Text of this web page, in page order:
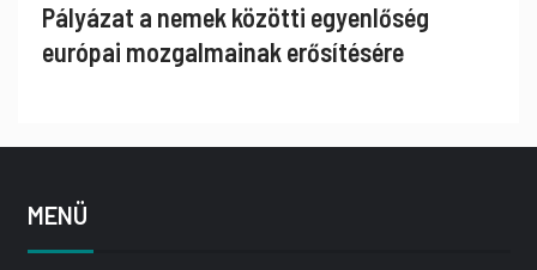
Pályázat a nemek közötti egyenlőség
európai mozgalmainak erősítésére
MENÜ